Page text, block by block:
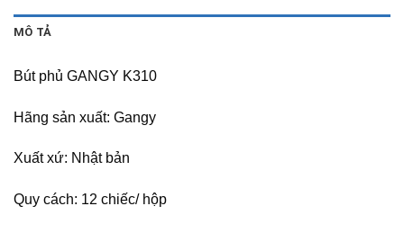
MÔ TẢ
Bút phủ GANGY K310
Hãng sản xuất: Gangy
Xuất xứ: Nhật bản
Quy cách: 12 chiếc/ hộp